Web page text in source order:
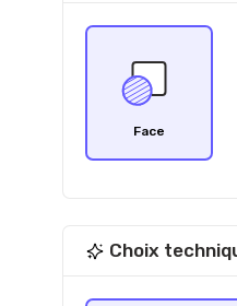
Face
Choix